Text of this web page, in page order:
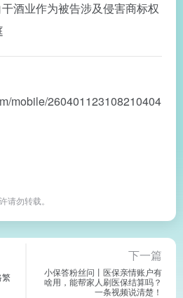
干酒业作为被告涉及侵害商标权
mobile/260401123108210404
请勿转载。
繁
下一篇
小保答粉丝问丨医保亲情账户有
啥用，能帮家人刷医保结算吗？
一条视频说清楚！